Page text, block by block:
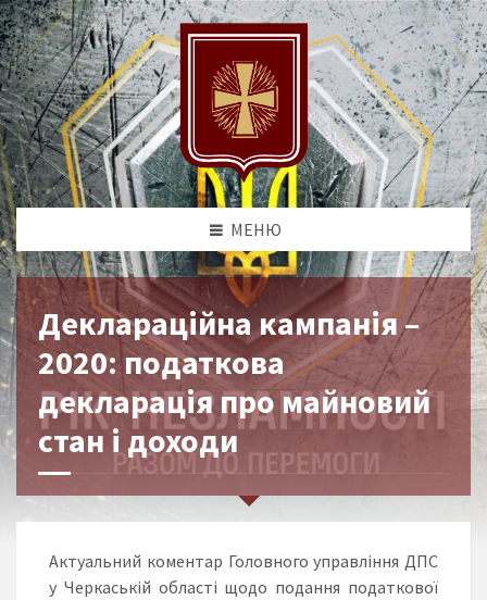
МЕНЮ
Деклараційна кампанія –
2020: податкова
декларація про майновий
стан і доходи
Актуальний коментар Головного управління ДПС
у Черкаській області щодо подання податкової